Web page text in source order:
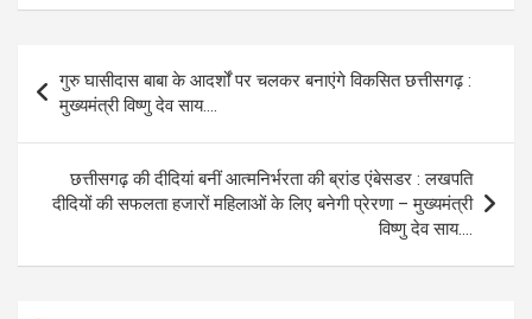
ce
o
o
k
se
g
er
at
s
A
p
p
e
a
m
ail py
Li
n
k
ar
e
navigation
गुरु घासीदास बाबा के आदर्शों पर चलकर बनाएंगे विकसित छत्तीसगढ़ :
मुख्यमंत्री विष्णु देव साय….
छत्तीसगढ़ की दीदियां बनीं आत्मनिर्भरता की ब्रांड एंबेसडर : लखपति
दीदियों की सफलता हजारों महिलाओं के लिए बनेगी प्रेरणा – मुख्यमंत्री
विष्णु देव साय….